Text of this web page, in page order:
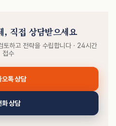
, 직접 상담받으세요
토하고 전략을 수립합니다 · 24시간
접수
오톡 상담
화 상담